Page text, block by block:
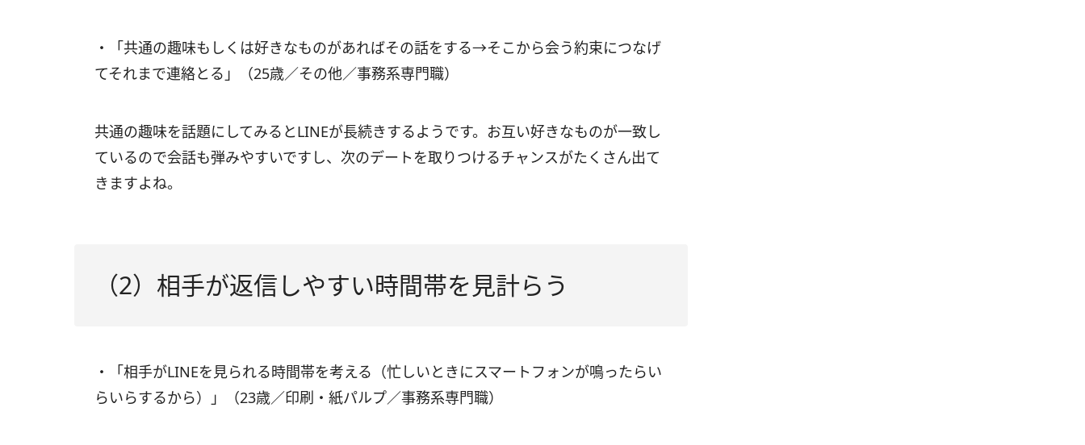
・「共通の趣味もしくは好きなものがあればその話をする→そこから会う約束につなげ
てそれまで連絡とる」（25歳／その他／事務系専門職）
共通の趣味を話題にしてみるとLINEが長続きするようです。お互い好きなものが一致し
ているので会話も弾みやすいですし、次のデートを取りつけるチャンスがたくさん出て
きますよね。
（2）相手が返信しやすい時間帯を見計らう
・「相手がLINEを見られる時間帯を考える（忙しいときにスマートフォンが鳴ったらい
らいらするから）」（23歳／印刷・紙パルプ／事務系専門職）